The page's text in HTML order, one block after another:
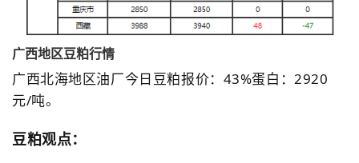
广西地区豆粕行情
广西北海地区油厂今日豆粕报价：43%蛋白：2920
元/吨。
豆粕观点：